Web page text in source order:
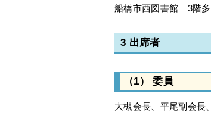
船橋市西図書館 3階多
3 出席者
（1） 委員
大槻会長、平尾副会長